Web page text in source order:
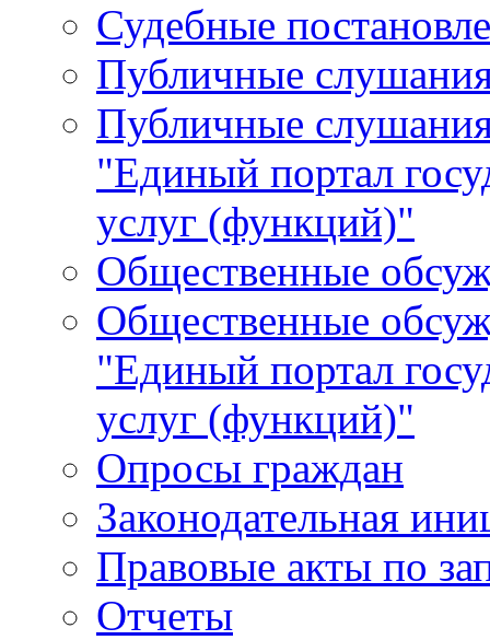
Судебные
Публичные
Публичные
"Единый портал
услуг (функций)"
Общественные
Общественные
"Единый портал
услуг (функций)"
Опросы граждан
Законодательная
Правовые акты по
Отчеты